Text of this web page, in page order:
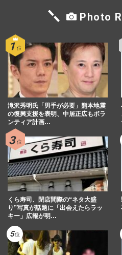
《「毒舌とい
芸能人ランキ
子ら“ご意見
週刊女性PRIME
東国原英夫氏
明するもSNS
練あったんか
週刊女性PRIME
明石家さんま
ンタ』が終了
で才能と強運
週刊女性2025年12月
Photo
滝沢秀明氏「男手が必要」熊本地震
の復興支援を表明、中居正広もボラ
ンティア計画…
くら寿司、閉店間際の“ネタ大盛
り”写真が話題に「出会えたらラッ
キー」広報が明…